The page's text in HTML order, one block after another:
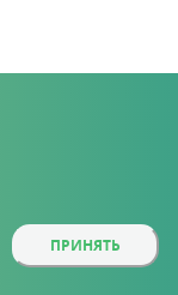
ПРИНЯТЬ